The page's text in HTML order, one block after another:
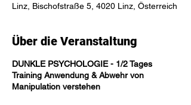
Linz, Bischofstraße 5, 4020 Linz, Österreich
Über die Veranstaltung
DUNKLE PSYCHOLOGIE - 1/2 Tages
Training Anwendung & Abwehr von
Manipulation verstehen